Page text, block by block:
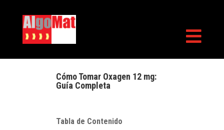

Cómo Tomar Oxagen 12 mg:
Guía Completa
Tabla de Contenido